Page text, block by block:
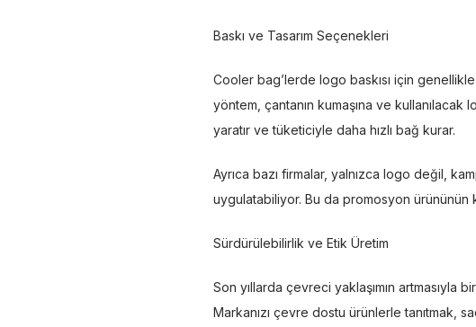
Baskı ve Tasarım Seçenekleri
Cooler bag’lerde logo baskısı için
yöntem, çantanın kumaşına ve
yaratır ve tüketiciyle daha hızlı bağ kurar.
Ayrıca bazı firmalar, yalnızca logo değil,
uygulatabiliyor. Bu da promosyon ürününün
Sürdürülebilirlik ve Etik Üretim
Son yıllarda çevreci yaklaşımın
Markanızı çevre dostu ürünlerle tanıtmak,